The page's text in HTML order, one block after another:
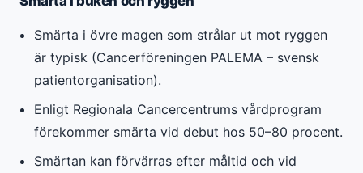
Smärta i övre magen som strålar ut mot ryggen
är typisk (Cancerföreningen PALEMA – svensk
patientorganisation).
Enligt Regionala Cancercentrums vårdprogram
förekommer smärta vid debut hos 50–80 procent.
Smärtan kan förvärras efter måltid och vid